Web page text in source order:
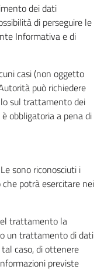
dei dati
di perseguire le
Informativa e di
casi (non oggetto
può richiedere
sul trattamento dei
obbligatoria a pena di
sono riconosciuti i
potrà esercitare nei
trattamento la
un trattamento di dati
caso, di ottenere
previste